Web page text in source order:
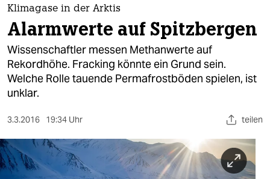
themen
politik
öko
gesellschaft
kultur
sport
berlin
Klimagase in der Arktis
Alarmwerte auf Spitzbergen
Wissenschaftler messen Methanwerte auf
Rekordhöhe. Fracking könnte ein Grund sein.
Welche Rolle tauende Permafrostböden spielen, ist
unklar.
3.3.2016 19:34 Uhr teilen